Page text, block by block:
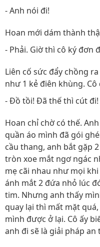
- Anh nói đi!
Hoan mới dám thành
- Phải. Giờ thì cô ký đơn
Liên cố sức đẩy chồng
như 1 kẻ điên khùng.
- Đồ tồi! Đã thế thì cút
Hoan chỉ chờ có thế.
quần áo mình đã gói
cầu thang, anh bắt gặp
tròn xoe mắt ngơ ngác
mẹ cãi nhau như mọi
ánh mắt 2 đứa nhỏ lúc
tim. Nhưng anh thấy
quay lại thì mất mặt
mình được ở lại. Cô ấy
anh đi sẽ là giải pháp an